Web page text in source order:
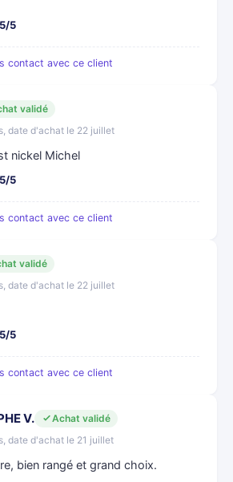
5/5
contact avec ce client
validé
date d'achat le 22 juillet
nickel Michel
5/5
contact avec ce client
validé
date d'achat le 22 juillet
5/5
contact avec ce client
V.
Achat validé
date d'achat le 21 juillet
bien rangé et grand choix.